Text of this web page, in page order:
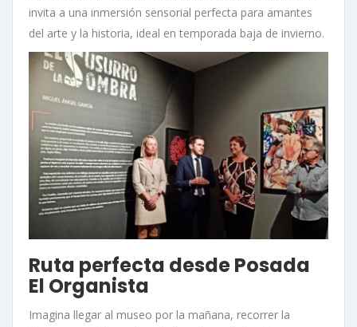
invita a una inmersión sensorial perfecta para amantes
del arte y la historia, ideal en temporada baja de invierno.
Ruta perfecta desde Posada
El Organista
Imagina llegar al museo por la mañana, recorrer la